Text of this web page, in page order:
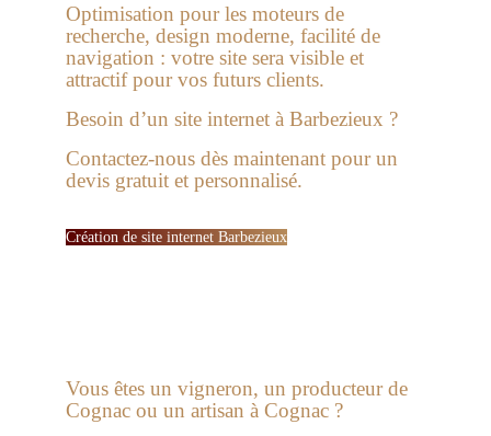
Optimisation pour les moteurs de
recherche, design moderne, facilité de
navigation : votre site sera visible et
attractif pour vos futurs clients.
Besoin d’un site internet à Barbezieux ?
Contactez-nous dès maintenant pour un
devis gratuit et personnalisé.
Création de site internet Barbezieux
Vous êtes un vigneron, un producteur de
Cognac ou un artisan à Cognac ?